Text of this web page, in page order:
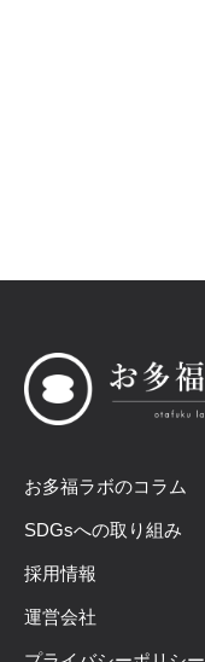
お多福ラボのコラム
SDGsへの取り組み
採用情報
運営会社